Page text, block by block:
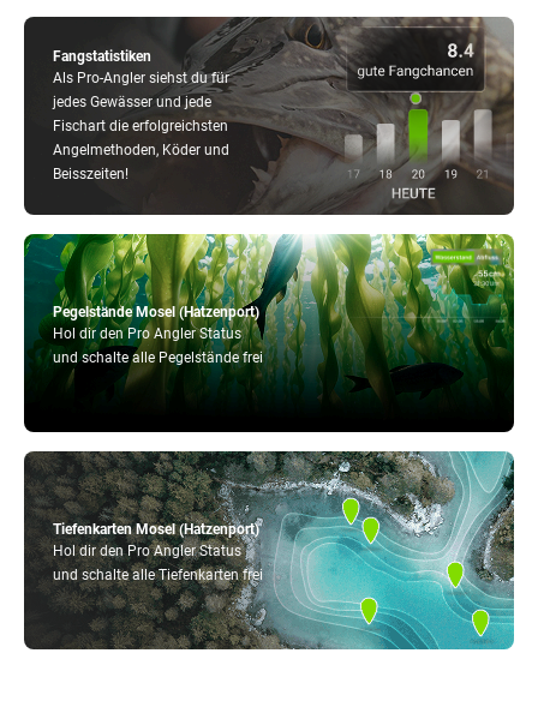
Tiefenkarten Mosel (Hatzenport)
Hol dir den Pro Angler Status
und schalte alle Tiefenkarten frei
Pegelstände Mosel (Hatzenport)
Hol dir den Pro Angler Status
und schalte alle Pegelstände frei
Fangstatistiken
Als Pro-Angler siehst du für
jedes Gewässer und jede
Fischart die erfolgreichsten
Angelmethoden, Köder und
Beisszeiten!